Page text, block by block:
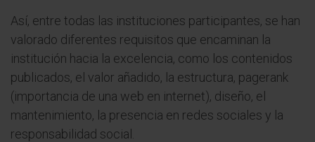
Así, entre todas las instituciones participantes, se han
valorado diferentes requisitos que encaminan la
institución hacia la excelencia, como los contenidos
publicados, el valor añadido, la estructura, pagerank
(importancia de una web en internet), diseño, el
mantenimiento, la presencia en redes sociales y la
responsabilidad social.